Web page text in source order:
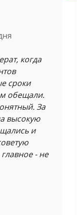
когда
сроки
обещали.
За
высокую
и
- не